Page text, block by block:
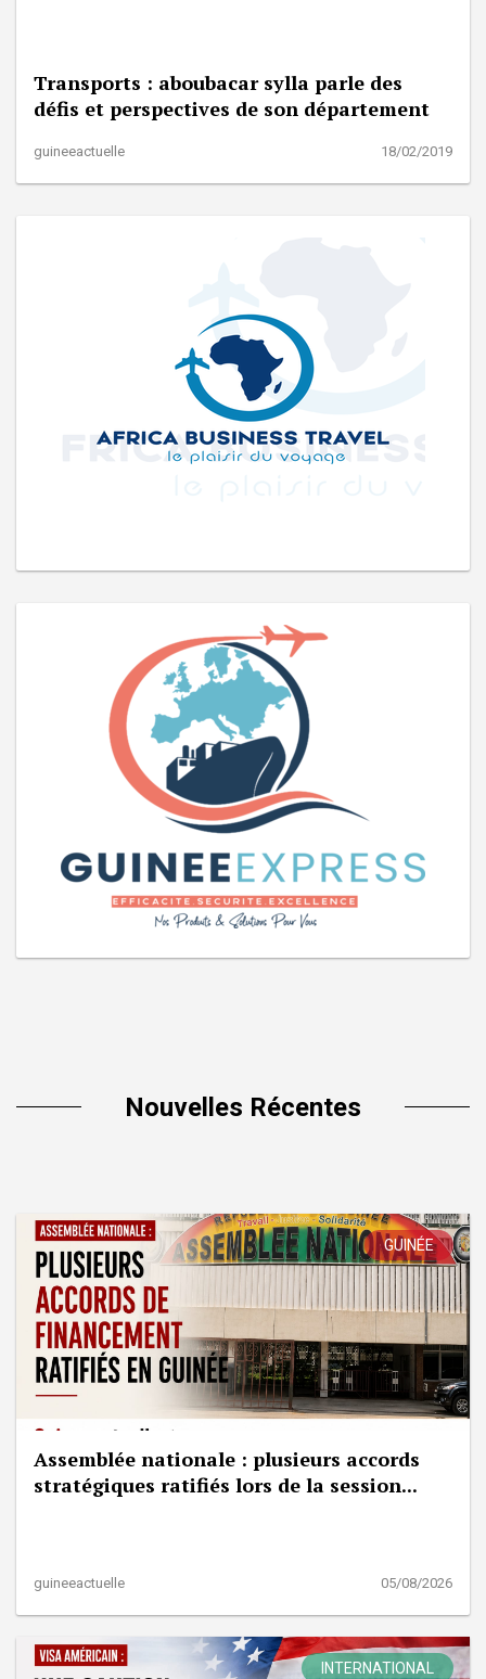
Transports : aboubacar sylla parle des
défis et perspectives de son département
guineeactuelle 18/02/2019
Nouvelles Récentes
GUINÉE
Assemblée nationale : plusieurs accords
stratégiques ratifiés lors de la session...
guineeactuelle 05/08/2026
INTERNATIONAL